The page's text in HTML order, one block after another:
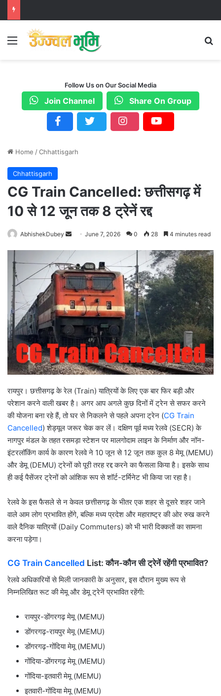
Menu
Follow Us on Our Social Media
Join Channel Share On Group
Home /Chhattisgarh
Chhattisgarh
CG Train Cancelled: छत्तीसगढ़ में
10 से 12 जून तक 8 ट्रेनें रद्द
AbhishekDubey
n
d
a
n
e
m
a
i
l
June 7, 2026 0 28 4 minutes read
रायपुर। छत्तीसगढ़ के रेल (Train) यात्रियों के लिए एक बार फिर बड़ी और
परेशान करने वाली खबर है। अगर आप अगले कुछ दिनों में ट्रेन से सफर करने
की योजना बना रहे हैं, तो घर से निकलने से पहले अपना ट्रेन (CG Train
Cancelled) शेड्यूल जरूर चेक कर लें। दक्षिण पूर्व मध्य रेलवे (SECR) के
नागपुर मंडल के तहत रसमड़ा स्टेशन पर मालगोदाम लाइन के निर्माण और नॉन-
इंटरलॉकिंग कार्य के कारण रेलवे ने 10 जून से 12 जून तक कुल 8 मेमू (MEMU)
और डेमू (DEMU) ट्रेनों को पूरी तरह रद्द करने का फैसला किया है। इसके साथ
ही कई पैसेंजर ट्रेनों को आंशिक रूप से शॉर्ट-टर्मिनेट भी किया जा रहा है।
रेलवे के इस फैसले से न केवल छत्तीसगढ़ के भीतर एक शहर से दूसरे शहर जाने
वाले आम लोग प्रभावित होंगे, बल्कि मध्य प्रदेश और महाराष्ट्र की ओर रुख करने
वाले दैनिक यात्रियों (Daily Commuters) को भी भारी दिक्कतों का सामना
करना पड़ेगा।
CG Train Cancelled List: कौन-कौन सी ट्रेनें रहेंगी प्रभावित?
रेलवे अधिकारियों से मिली जानकारी के अनुसार, इस दौरान मुख्य रूप से
निम्नलिखित रूट की मेमू और डेमू ट्रेनें प्रभावित रहेंगी:
रायपुर-डोंगरगढ़ मेमू (MEMU)
डोंगरगढ़-रायपुर मेमू (MEMU)
डोंगरगढ़-गोंदिया मेमू (MEMU)
गोंदिया-डोंगरगढ़ मेमू (MEMU)
गोंदिया-इतवारी मेमू (MEMU)
इतवारी-गोंदिया मेमू (MEMU)